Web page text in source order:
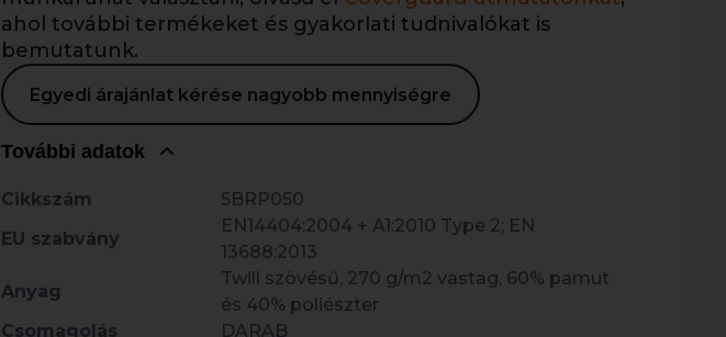
ahol további termékeket és gyakorlati tudnivalókat is
bemutatunk.
Egyedi árajánlat kérése nagyobb mennyiségre
További adatok
Cikkszám
5BRP050
EU szabvány
EN14404:2004 + A1:2010 Type 2; EN
13688:2013
Anyag
Twill szövésű, 270 g/m2 vastag, 60% pamut
és 40% poliészter
Csomagolás
DARAB